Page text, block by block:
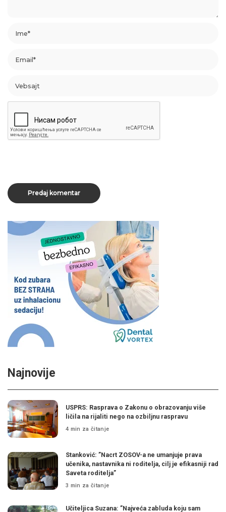
Najnovije
USPRS: Rasprava o Zakonu o obrazovanju više
ličila na rijaliti nego na ozbiljnu raspravu
4 min za čitanje
Stanković: ”Nacrt ZOSOV-a ne umanjuje prava
učenika, nastavnika ni roditelja, cilj je efikasniji rad
Saveta roditelja”
3 min za čitanje
Učiteljica Suzana: ”Najveća zabluda koju sam